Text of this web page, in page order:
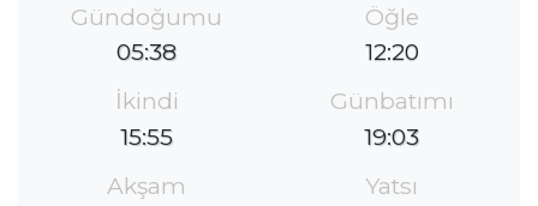
Gündoğumu
05:38
Öğle
12:20
İkindi
15:55
Günbatımı
19:03
Akşam
Yatsı